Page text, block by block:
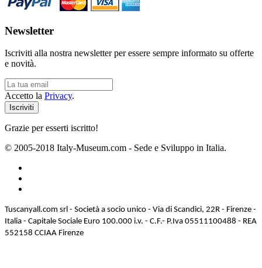
Newsletter
Iscriviti alla nostra newsletter per essere sempre informato su offerte
e novità.
Accetto la Privacy.
Grazie per esserti iscritto!
© 2005-2018 Italy-Museum.com - Sede e Sviluppo in Italia.
Tuscanyall.com srl - Società a socio unico - Via di Scandici, 22R - Firenze -
Italia - Capitale Sociale Euro 100.000 i.v. - C.F.- P.Iva 05511100488 - REA
552158 CCIAA Firenze